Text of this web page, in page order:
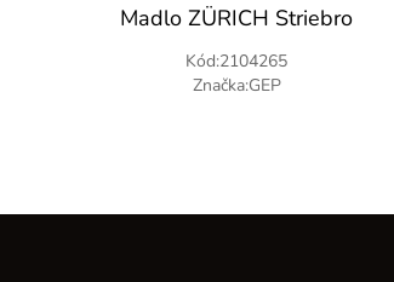
Madlo ZÜRICH Striebro
Kód:2104265
Značka:GEP